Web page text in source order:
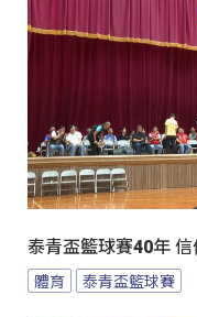
泰青盃籃球賽40年
體育 泰青盃籃球賽